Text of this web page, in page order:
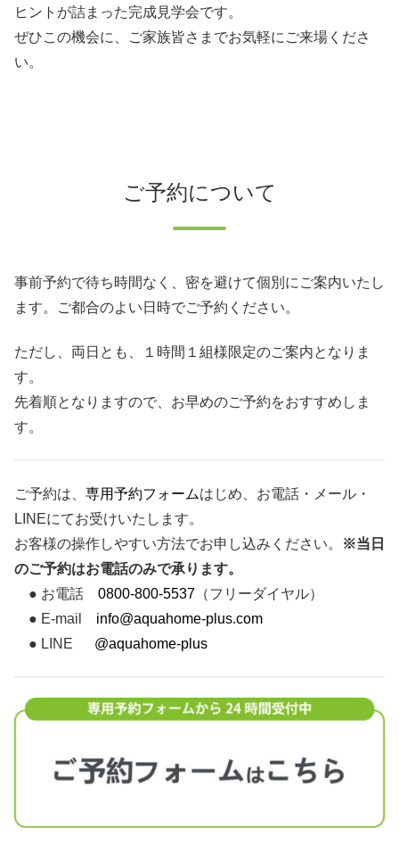
ヒントが詰まった完成見学会です。
ぜひこの機会に、ご家族皆さまでお気軽にご来場くださ
い。
ご予約について
事前予約で待ち時間なく、密を避けて個別にご案内いたし
ます。ご都合のよい日時でご予約ください。
ただし、両日とも、１時間１組様限定のご案内となりま
す。
先着順となりますので、お早めのご予約をおすすめしま
す。
ご予約は、 専用予約フォームはじめ、お電話・メール・
LINEにてお受けいたします。
お客様の操作しやすい方法でお申し込みください。
※当日
のご予約はお電話のみで承ります。
● お電話 0800-800-5537 （フリーダイヤル）
● E-mail info@aquahome-plus.com
● LINE @aquahome-plus